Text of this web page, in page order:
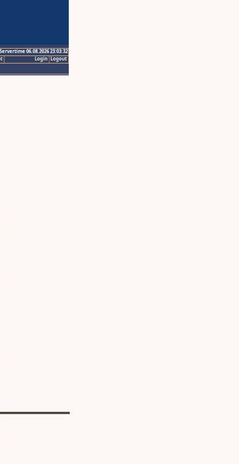
Servertime 06.08.2026 23:03:32
Logout
Login